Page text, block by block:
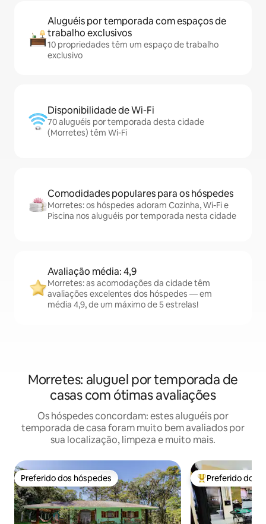
Aluguéis por temporada com espaços de
trabalho exclusivos
10 propriedades têm um espaço de trabalho
exclusivo
Disponibilidade de Wi-Fi
70 aluguéis por temporada desta cidade
(Morretes) têm Wi-Fi
Comodidades populares para os hóspedes
Morretes: os hóspedes adoram Cozinha, Wi-Fi e
Piscina nos aluguéis por temporada nesta cidade
Avaliação média: 4,9
Morretes: as acomodações da cidade têm
avaliações excelentes dos hóspedes — em
média 4,9, de um máximo de 5 estrelas!
Morretes: aluguel por temporada de
casas com ótimas avaliações
Os hóspedes concordam: estes aluguéis por
temporada de casa foram muito bem avaliados por
sua localização, limpeza e muito mais.
Preferido dos hóspedes
Preferido dos hóspedes Entre os
Preferido dos